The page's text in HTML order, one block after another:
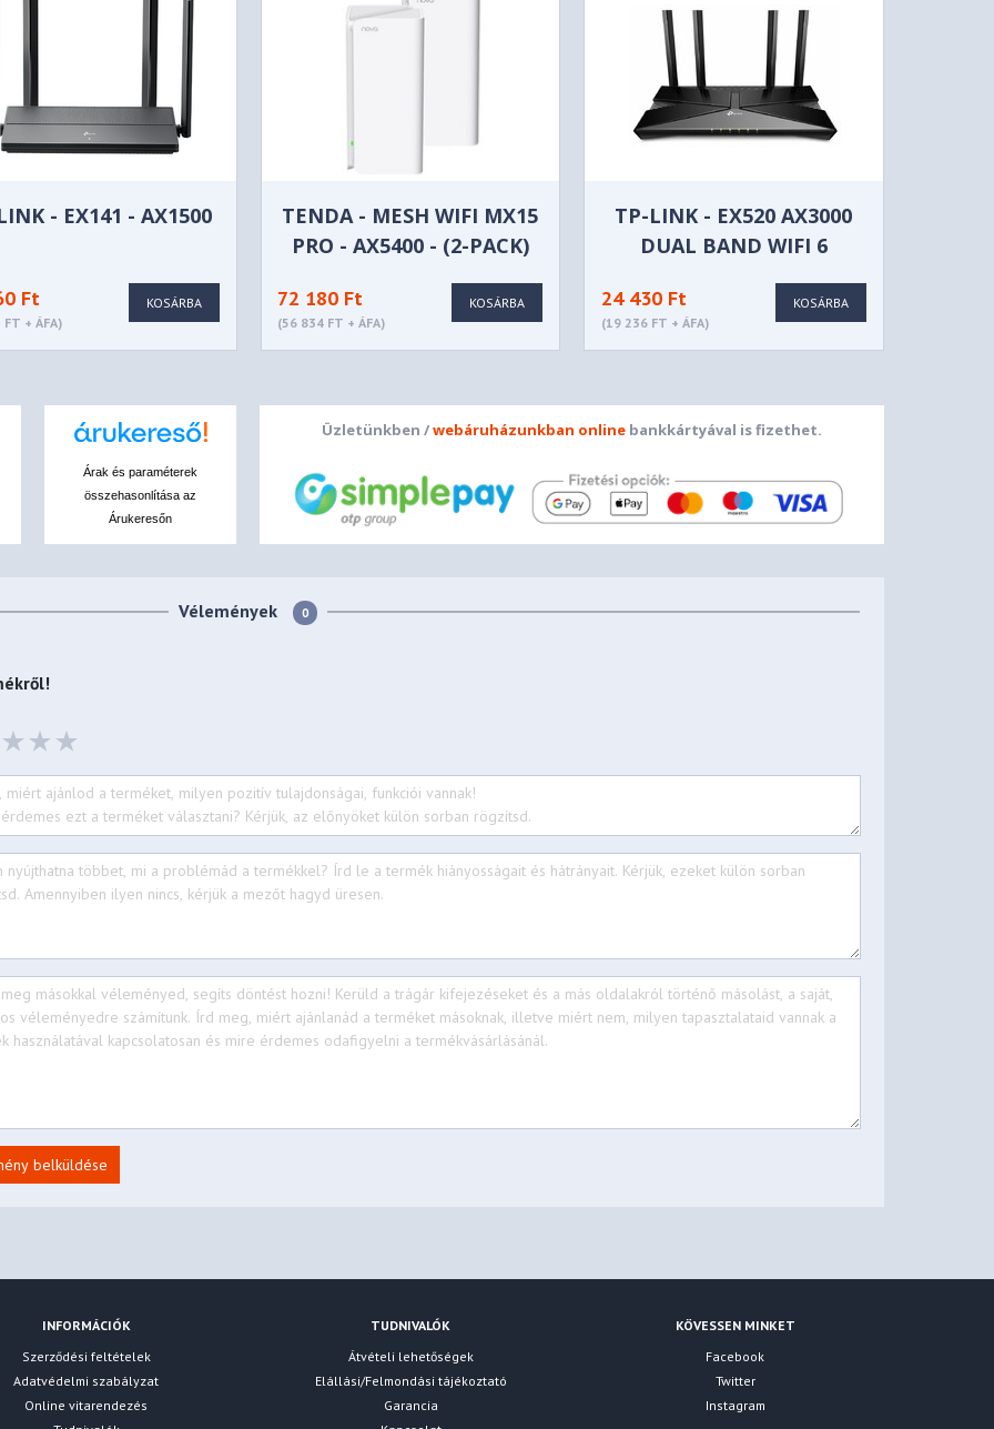
- EX141 - AX1500
Ft
+ ÁFA)
KOSÁRBA
TENDA - MESH WIFI MX15
PRO - AX5400 - (2-PACK)
72 180 Ft
(56 834 FT + ÁFA)
KOSÁRBA
TP-LINK - EX520 AX3000
DUAL BAND WIFI 6
24 430 Ft
(19 236 FT + ÁFA)
KOSÁRBA
Árak és paraméterek
összehasonlítása az
Árukeresőn
Üzletünkben /webáruházunkban online bankkártyával is fizethet.
Vélemények 0
belküldése
INFORMÁCIÓK
Szerződési feltételek
Adatvédelmi szabályzat
Online vitarendezés
TUDNIVALÓK
Átvételi lehetőségek
Elállási/Felmondási tájékoztató
Garancia
KÖVESSEN MINKET
Facebook
Twitter
Instagram